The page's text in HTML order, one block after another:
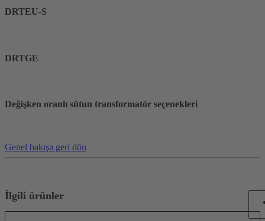
DRTEU-S
DRTGE
Değişken oranlı sütun transformatör seçenekleri
Genel bakışa geri dön
İlgili ürünler